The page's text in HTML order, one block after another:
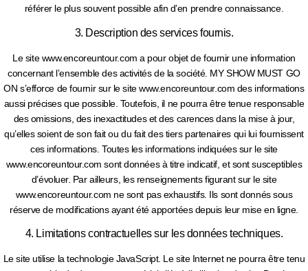
référer le plus souvent possible afin d’en prendre connaissance.
3. Description des services fournis.
Le site www.encoreuntour.com a pour objet de fournir une information
concernant l’ensemble des activités de la société. MY SHOW MUST GO
ON s’efforce de fournir sur le site www.encoreuntour.com des informations
aussi précises que possible. Toutefois, il ne pourra être tenue responsable
des omissions, des inexactitudes et des carences dans la mise à jour,
qu’elles soient de son fait ou du fait des tiers partenaires qui lui fournissent
ces informations. Toutes les informations indiquées sur le site
www.encoreuntour.com sont données à titre indicatif, et sont susceptibles
d’évoluer. Par ailleurs, les renseignements figurant sur le site
www.encoreuntour.com ne sont pas exhaustifs. Ils sont donnés sous
réserve de modifications ayant été apportées depuis leur mise en ligne.
4. Limitations contractuelles sur les données techniques.
Le site utilise la technologie JavaScript. Le site Internet ne pourra être tenu